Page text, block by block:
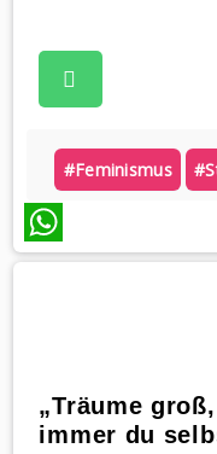
#feminismus
WhatsApp
„Träume
immer du